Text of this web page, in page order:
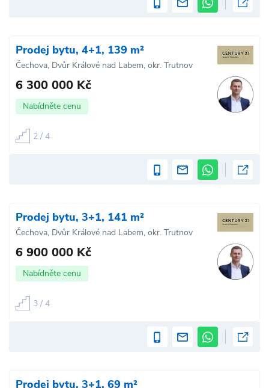
Prodej bytu, 4+1, 139 m²
Čechova, Dvůr Králové nad Labem, okr. Trutnov
6 300 000 Kč
Nabídněte cenu
2 / 4
Prodej bytu, 3+1, 141 m²
Čechova, Dvůr Králové nad Labem, okr. Trutnov
6 900 000 Kč
Nabídněte cenu
3 / 4
Prodej bytu, 3+1, 69 m²